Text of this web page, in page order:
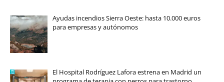
Ayudas incendios Sierra Oeste: hasta 10.000 euros
para empresas y autónomos
El Hospital Rodríguez Lafora estrena en Madrid un